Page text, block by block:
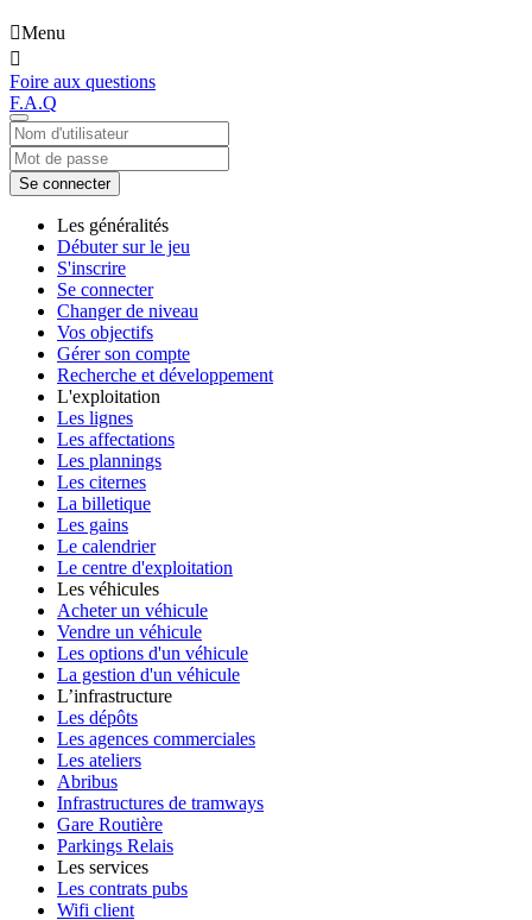
Menu
Foire aux questions
F.A.Q
Se connecter
Les généralités
Débuter sur le jeu
S'inscrire
Se connecter
Changer de niveau
Vos objectifs
Gérer son compte
Recherche et développement
L'exploitation
Les lignes
Les affectations
Les plannings
Les citernes
La billetique
Les gains
Le calendrier
Le centre d'exploitation
Les véhicules
Acheter un véhicule
Vendre un véhicule
Les options d'un véhicule
La gestion d'un véhicule
L’infrastructure
Les dépôts
Les agences commerciales
Les ateliers
Abribus
Infrastructures de tramways
Gare Routière
Parkings Relais
Les services
Les contrats pubs
Wifi client